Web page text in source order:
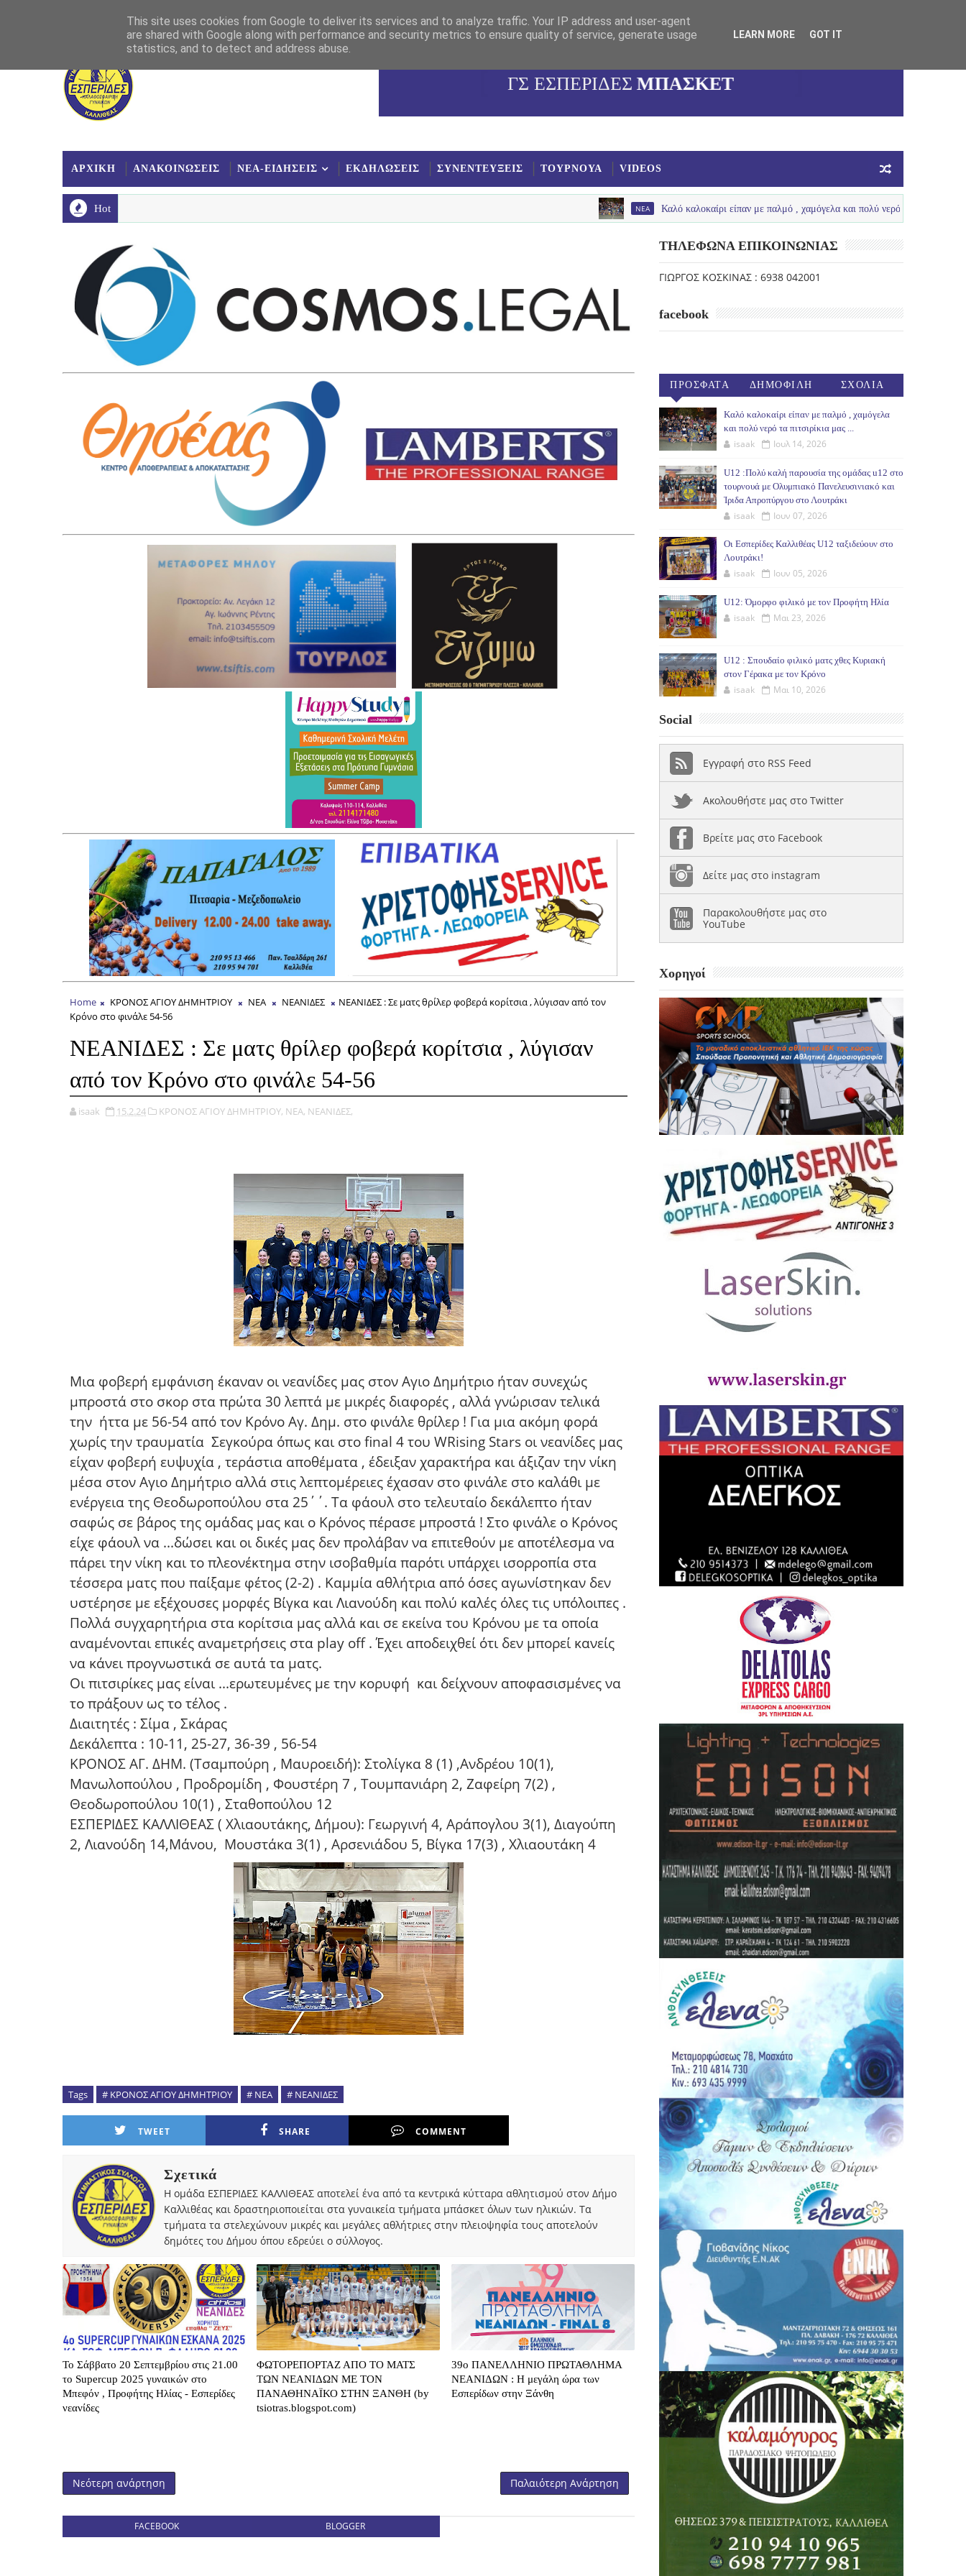
ΓΣ ΕΣΠΕΡΙΔΕΣ
ΚΑΛΛΙΘΕΑΣ
ΟΜΑΔΑ
ΜΠΑΣΚΕΤ
ΑΡΧΙΚΗ ΑΝΑΚΟΙΝΩΣΕΙΣ ΝΕΑ-ΕΙΔΗΣΕΙΣ ΕΚΔΗΛΩΣΕΙΣ ΣΥΝΕΝΤΕΥΞΕΙΣ ΤΟΥΡΝΟΥΑ VIDEOS
Hot NEA Καλό καλοκαίρι είπαν με παλμό , χαμόγελα και πολύ νερό τα πιτσιρίκια μας ...
Home ΚΡΟΝΟΣ ΑΓΙΟΥ ΔΗΜΗΤΡΙΟΥ ΝΕΑ ΝΕΑΝΙΔΕΣ
ΝΕΑΝΙΔΕΣ : Σε ματς θρίλερ φοβερά κορίτσια , λύγισαν από τον
Κρόνο στο φινάλε 54-56
ΝΕΑΝΙΔΕΣ : Σε ματς θρίλερ φοβερά κορίτσια , λύγισαν
από τον Κρόνο στο φινάλε 54-56
isaak 15.2.24 ΚΡΟΝΟΣ ΑΓΙΟΥ ΔΗΜΗΤΡΙΟΥ, ΝΕΑ, ΝΕΑΝΙΔΕΣ,
Μια φοβερή εμφάνιση έκαναν οι νεανίδες μας στον Αγιο Δημήτριο ήταν συνεχώς
μπροστά στο σκορ στα πρώτα 30 λεπτά με μικρές διαφορές , αλλά γνώρισαν τελικά
την ήττα με 56-54 από τον Κρόνο Αγ. Δημ. στο φινάλε θρίλερ ! Για μια ακόμη φορά
χωρίς την τραυματία Σεγκούρα όπως και στο final 4 του WRising Stars οι νεανίδες μας
είχαν φοβερή ευψυχία , τεράστια αποθέματα , έδειξαν χαρακτήρα και άξιζαν την νίκη
μέσα στον Αγιο Δημήτριο αλλά στις λεπτομέρειες έχασαν στο φινάλε στο καλάθι με
ενέργεια της Θεοδωροπούλου στα 25΄΄. Τα φάουλ στο τελευταίο δεκάλεπτο ήταν
σαφώς σε βάρος της ομάδας μας και ο Κρόνος πέρασε μπροστά ! Στο φινάλε ο Κρόνος
είχε φάουλ να ...δώσει και οι δικές μας δεν προλάβαν να επιτεθούν με αποτέλεσμα να
πάρει την νίκη και το πλεονέκτημα στην ισοβαθμία παρότι υπάρχει ισορροπία στα
τέσσερα ματς που παίξαμε φέτος (2-2) . Καμμία αθλήτρια από όσες αγωνίστηκαν δεν
υστέρησε με εξέχουσες μορφές Βίγκα και Λιανούδη και πολύ καλές όλες τις υπόλοιπες .
Πολλά συγχαρητήρια στα κορίτσια μας αλλά και σε εκείνα του Κρόνου με τα οποία
αναμένονται επικές αναμετρήσεις στα play off . Έχει αποδειχθεί ότι δεν μπορεί κανείς
να κάνει προγνωστικά σε αυτά τα ματς.
Οι πιτσιρίκες μας είναι ...ερωτευμένες με την κορυφή και δείχνουν αποφασισμένες να
το πράξουν ως το τέλος .
Διαιτητές : Σίμα , Σκάρας
Δεκάλεπτα : 10-11, 25-27, 36-39 , 56-54
ΚΡΟΝΟΣ ΑΓ. ΔΗΜ. (Τσαμπούρη , Μαυροειδή): Στολίγκα 8 (1) ,Ανδρέου 10(1),
Μανωλοπούλου , Προδρομίδη , Φουστέρη 7 , Τουμπανιάρη 2, Ζαφείρη 7(2) ,
Θεοδωροπούλου 10(1) , Σταθοπούλου 12
ΕΣΠΕΡΙΔΕΣ ΚΑΛΛΙΘΕΑΣ ( Χλιαουτάκης, Δήμου): Γεωργινή 4, Αράπογλου 3(1), Διαγούπη
2, Λιανούδη 14,Μάνου, Μουστάκα 3(1) , Αρσενιάδου 5, Βίγκα 17(3) , Χλιαουτάκη 4
Tags # ΚΡΟΝΟΣ ΑΓΙΟΥ ΔΗΜΗΤΡΙΟΥ # ΝΕΑ # ΝΕΑΝΙΔΕΣ
TWEET SHARE COMMENT
Σχετικά
Η ομάδα ΕΣΠΕΡΙΔΕΣ ΚΑΛΛΙΘΕΑΣ αποτελεί ένα από τα κεντρικά κύτταρα αθλητισμού στον Δήμο
Καλλιθέας και δραστηριοποιείται στα γυναικεία τμήματα μπάσκετ όλων των ηλικιών. Τα
τμήματα τα στελεχώνουν μικρές και μεγάλες αθλήτριες στην πλειοψηφία τους αποτελούν
δημότες του Δήμου όπου εδρεύει ο σύλλογος.
Το Σάββατο 20 Σεπτεμβρίου στις 21.00
το Supercup 2025 γυναικών στο
Μπεφόν , Προφήτης Ηλίας - Εσπερίδες
νεανίδες
ΦΩΤΟΡΕΠΟΡΤΑΖ ΑΠΟ ΤΟ ΜΑΤΣ
ΤΩΝ ΝΕΑΝΙΔΩΝ ΜΕ ΤΟΝ
ΠΑΝΑΘΗΝΑΪΚΟ ΣΤΗΝ ΞΑΝΘΗ (by
tsiotras.blogspot.com)
39o ΠΑΝΕΛΛΗΝΙΟ ΠΡΩΤΑΘΛΗΜΑ
ΝΕΑΝΙΔΩΝ : Η μεγάλη ώρα των
Εσπερίδων στην Ξάνθη
Νεότερη ανάρτηση Παλαιότερη Ανάρτηση
FACEBOOK BLOGGER
ΤΗΛΕΦΩΝΑ ΕΠΙΚΟΙΝΩΝΙΑΣ
ΓΙΩΡΓΟΣ ΚΟΣΚΙΝΑΣ : 6938 042001
facebook
ΠΡΟΣΦΑΤΑ ΔΗΜΟΦΙΛΗ ΣΧΟΛΙΑ
Καλό καλοκαίρι είπαν με παλμό , χαμόγελα
και πολύ νερό τα πιτσιρίκια μας ...
isaak Ιουλ 14, 2026
U12 :Πολύ καλή παρουσία της ομάδας u12 στο
τουρνουά με Ολυμπιακό Πανελευσινιακό και
Ίριδα Απροπύργου στο Λουτράκι
isaak Ιουν 07, 2026
Οι Εσπερίδες Καλλιθέας U12 ταξιδεύουν στο
Λουτράκι!
isaak Ιουν 05, 2026
U12: Όμορφο φιλικό με τον Προφήτη Ηλία
isaak Μαι 23, 2026
U12 : Σπουδαίο φιλικό ματς χθες Κυριακή
στον Γέρακα με τον Κρόνο
isaak Μαι 10, 2026
Social
Εγγραφή στο RSS Feed
Ακολουθήστε μας στο Twitter
Βρείτε μας στο Facebook
Δείτε μας στο instagram
Παρακολουθήστε μας στο
YouTube
Χορηγοί
This site uses cookies from Google to deliver its services and to analyze traffic. Your IP address and user-agent
are shared with Google along with performance and security metrics to ensure quality of service, generate usage
statistics, and to detect and address abuse.
LEARN MORE GOT IT